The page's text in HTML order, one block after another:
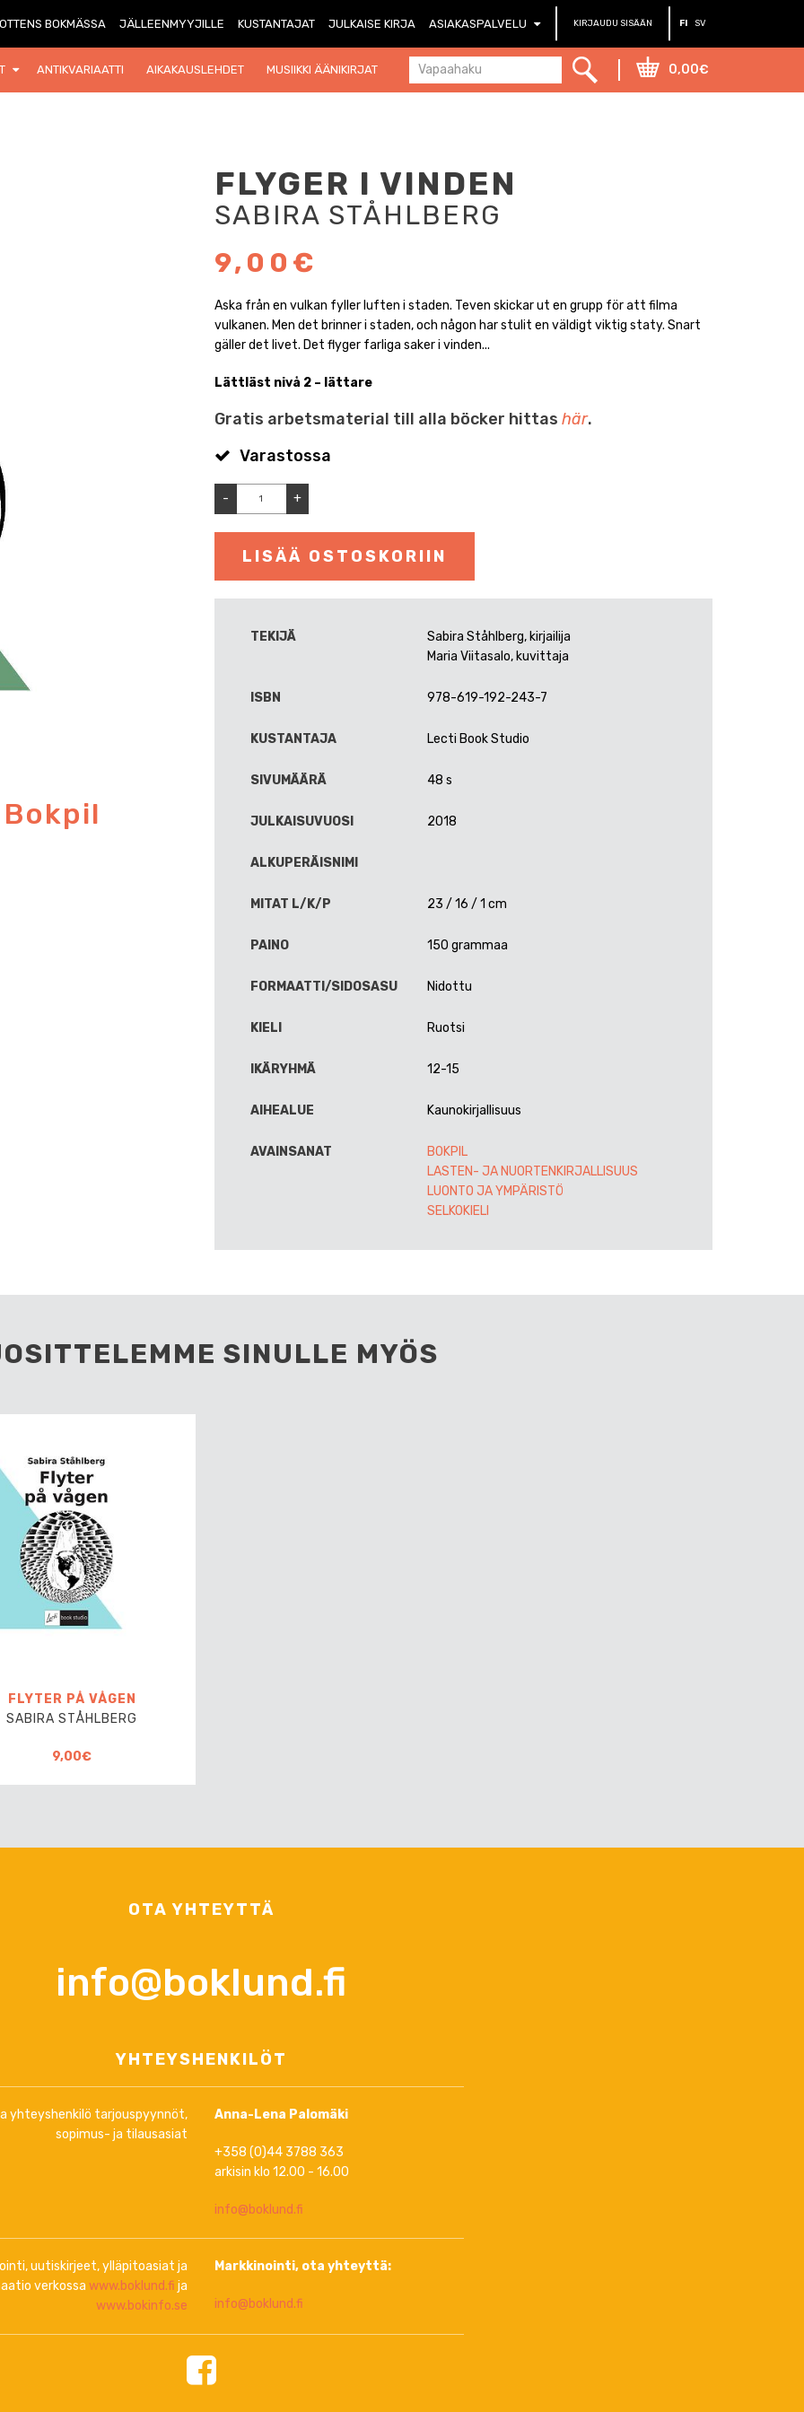
BOKMÄSSA JÄLLEENMYYJILLE KUSTANTAJAT JULKAISE KIRJA ASIAKASPALVELU KIRJAUDU SISÄÄN FI SV
ANTIKVARIAATTI AIKAKAUSLEHDET MUSIIKKI ÄÄNIKIRJAT 0,00€
Bokpil
FLYGER I VINDEN
SABIRA STÅHLBERG
9,00€
Aska från en vulkan fyller luften i staden. Teven skickar ut en grupp för att filma
vulkanen. Men det brinner i staden, och någon har stulit en väldigt viktig staty. Snart
gäller det livet. Det flyger farliga saker i vinden...
Lättläst nivå 2 – lättare
Gratis arbetsmaterial till alla böcker hittas här.
Varastossa
- +
LISÄÄ OSTOSKORIIN
TEKIJÄ
Sabira Ståhlberg, kirjailija
Maria Viitasalo, kuvittaja
ISBN 978-619-192-243-7
KUSTANTAJA Lecti Book Studio
SIVUMÄÄRÄ 48 s
JULKAISUVUOSI 2018
ALKUPERÄISNIMI
MITAT L/K/P 23 / 16 / 1 cm
PAINO 150 grammaa
FORMAATTI/SIDOSASU Nidottu
KIELI Ruotsi
IKÄRYHMÄ 12-15
AIHEALUE Kaunokirjallisuus
AVAINSANAT
BOKPIL
LASTEN- JA NUORTENKIRJALLISUUS
LUONTO JA YMPÄRISTÖ
SELKOKIELI
SINULLE MYÖS
FLYTER PÅ VÅGEN
SABIRA STÅHLBERG
9,00€
OTA YHTEYTTÄ
info@boklund.fi
YHTEYSHENKILÖT
yhteyshenkilö tarjouspyynnöt,
sopimus- ja tilausasiat
Anna-Lena Palomäki
+358 (0)44 3788 363
arkisin klo 12.00 - 16.00
info@boklund.fi
uutiskirjeet, ylläpitoasiat ja
verkossa www.boklund.fi ja
www.bokinfo.se
Markkinointi, ota yhteyttä:
info@boklund.fi